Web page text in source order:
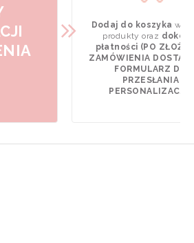
Dodaj do koszyka
produkty oraz
płatności (PO
ZAMÓWIENIA
FORMULARZ DO
PRZESŁANIA
PERSONALIZACJI).